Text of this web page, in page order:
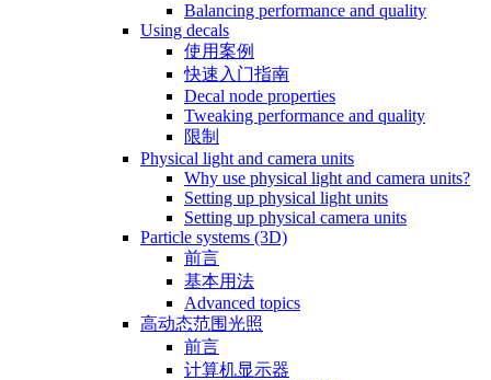
Balancing performance and quality
Using decals
使用案例
快速入门指南
Decal node properties
Tweaking performance and quality
限制
Physical light and camera units
Why use physical light and camera units?
Setting up physical light units
Setting up physical camera units
Particle systems (3D)
前言
基本用法
Advanced topics
高动态范围光照
前言
计算机显示器